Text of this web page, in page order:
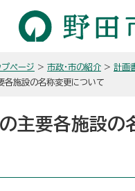
プページ > 市政・市の紹介 > 計画
各施設の名称変更について
主要各施設の